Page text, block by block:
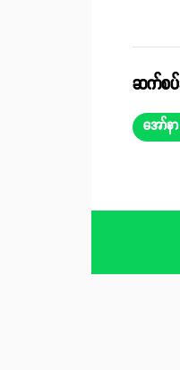
ဆက်စပ်
အော်န